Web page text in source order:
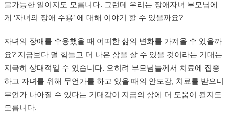
불가능한 일이지도 모릅니다. 그런데 우리는 장애자녀 부모님에
게 ‘자녀의 장애 수용’ 에 대해 이야기 할 수 있을까요?
자녀의 장애를 수용했을 때 어떠한 삶의 변화를 가져올 수 있을까
요? 지금보다 덜 힘들고 더 나은 삶을 살 수 있을 것이라는 기대는
지극히 상대적일 수 있습니다. 오히려 부모님들께서 치료에 집중
하고 자녀를 위해 무언가를 하고 있을 때의 안도감, 치료를 받으니
무언가 나아질 수 있다는 기대감이 지금의 삶에 더 도움이 될지도
모릅니다.